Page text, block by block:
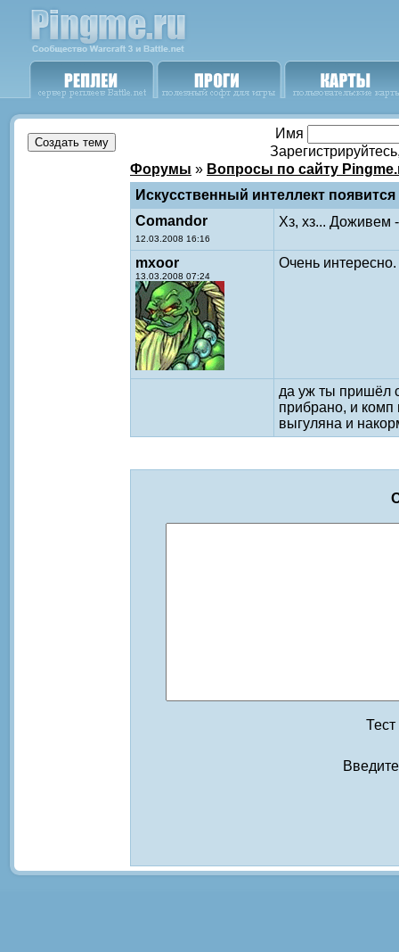
Имя
Форумы » Вопросы по сайту
Искусственный интеллект появится
Comandor
12.03.2008 16:16
Хз, хз... Доживем
mxoor
13.03.2008 07:24
Очень интересно.
да уж ты пришёл
прибрано, и комп
выгуляна и
Тест